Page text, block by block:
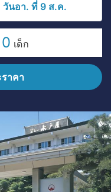
วันอา. ที่ 9 ส.ค.
0 เด็ก
าคา